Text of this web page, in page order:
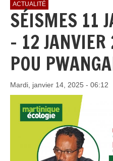
ACTUALITÉ
SÉISMES 11
- 12
POU
Mardi, janvier 14, 2025 - 06:12